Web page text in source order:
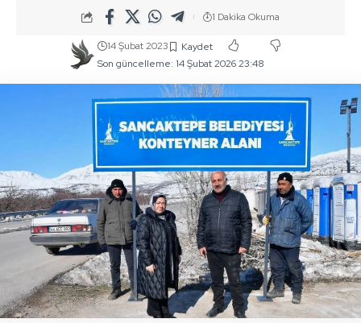
Son güncelleme: 14 Şubat 2026 23:48
14 Şubat 2023
1 Dakika Okuma